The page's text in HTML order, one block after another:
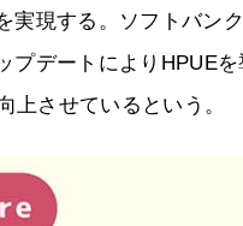
実現する。ソフトバン
プデートによりHPUE
上させているという。